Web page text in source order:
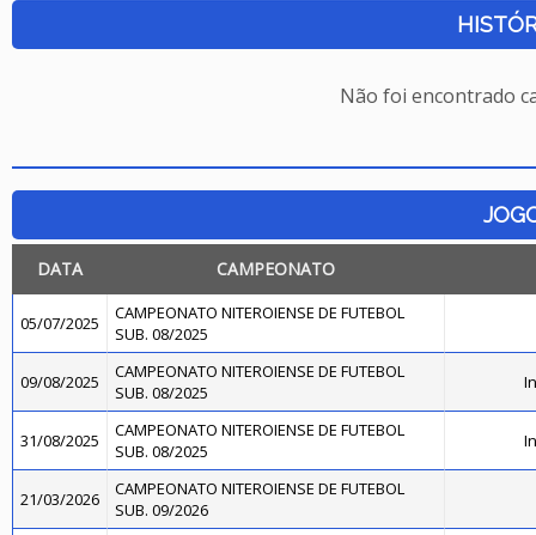
Não foi encontrado
DATA CAMPEONATO
05/07/2025
CAMPEONATO NITEROIENSE DE FUTEBOL
SUB. 08/2025
09/08/2025
CAMPEONATO NITEROIENSE DE FUTEBOL
SUB. 08/2025
31/08/2025
CAMPEONATO NITEROIENSE DE FUTEBOL
SUB. 08/2025
21/03/2026
CAMPEONATO NITEROIENSE DE FUTEBOL
SUB. 09/2026